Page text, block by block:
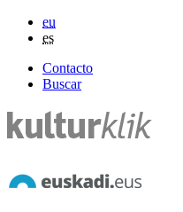
eu
es
Contacto
Buscar